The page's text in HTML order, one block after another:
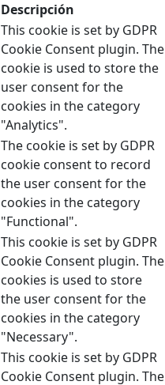
Descripción
This cookie is set by GDPR
Cookie Consent plugin. The
cookie is used to store the
user consent for the
cookies in the category
"Analytics".
The cookie is set by GDPR
cookie consent to record
the user consent for the
cookies in the category
"Functional".
This cookie is set by GDPR
Cookie Consent plugin. The
cookies is used to store
the user consent for the
cookies in the category
"Necessary".
This cookie is set by GDPR
Cookie Consent plugin. The